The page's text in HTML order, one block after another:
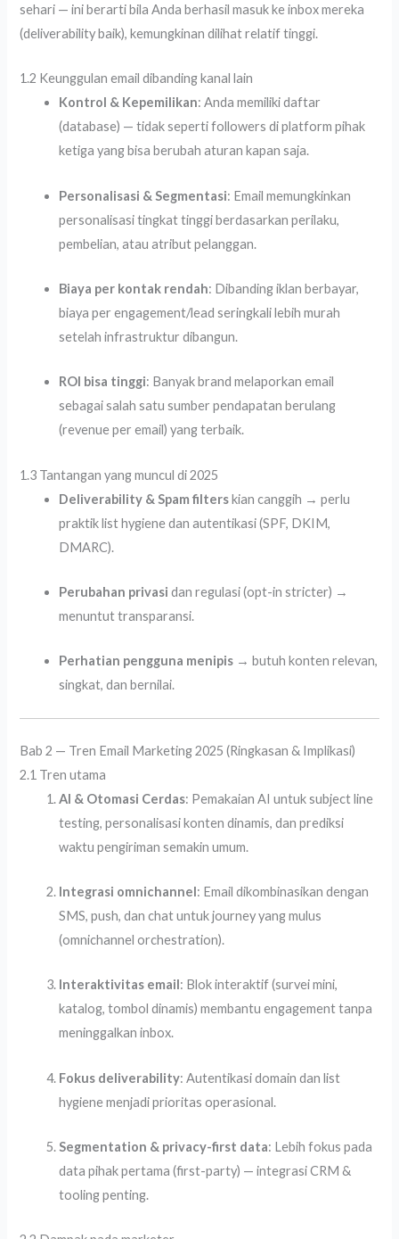
sehari — ini berarti bila Anda berhasil masuk ke inbox mereka
(deliverability baik), kemungkinan dilihat relatif tinggi.
1.2 Keunggulan email dibanding kanal lain
Kontrol & Kepemilikan: Anda memiliki daftar
(database) — tidak seperti followers di platform pihak
ketiga yang bisa berubah aturan kapan saja.
Personalisasi & Segmentasi: Email memungkinkan
personalisasi tingkat tinggi berdasarkan perilaku,
pembelian, atau atribut pelanggan.
Biaya per kontak rendah: Dibanding iklan berbayar,
biaya per engagement/lead seringkali lebih murah
setelah infrastruktur dibangun.
ROI bisa tinggi: Banyak brand melaporkan email
sebagai salah satu sumber pendapatan berulang
(revenue per email) yang terbaik.
1.3 Tantangan yang muncul di 2025
Deliverability & Spam filterskian canggih → perlu
praktik list hygiene dan autentikasi (SPF, DKIM,
DMARC).
Perubahan privasi dan regulasi (opt-in stricter) →
menuntut transparansi.
Perhatian pengguna menipis → butuh konten relevan,
singkat, dan bernilai.
Bab 2 — Tren Email Marketing 2025 (Ringkasan & Implikasi)
2.1 Tren utama
AI & Otomasi Cerdas: Pemakaian AI untuk subject line
testing, personalisasi konten dinamis, dan prediksi
waktu pengiriman semakin umum.
Integrasi omnichannel: Email dikombinasikan dengan
SMS, push, dan chat untuk journey yang mulus
(omnichannel orchestration).
Interaktivitas email: Blok interaktif (survei mini,
katalog, tombol dinamis) membantu engagement tanpa
meninggalkan inbox.
Fokus deliverability: Autentikasi domain dan list
hygiene menjadi prioritas operasional.
Segmentation & privacy-first data: Lebih fokus pada
data pihak pertama (first-party) — integrasi CRM &
tooling penting.